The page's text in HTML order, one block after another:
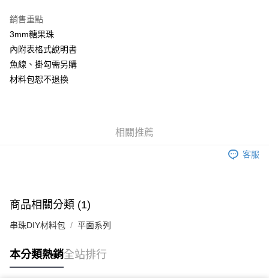
街口支付
悠遊付
運送方式
宅配 新竹物流
銷售重點
3mm糖果珠
內附表格式說明書
魚線、掛勾需另購
材料包恕不退換
相關推薦
客服
商品相關分類 (1)
串珠DIY材料包 平面系列
本分類熱銷全站排行